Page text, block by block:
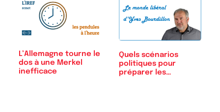
L’Allemagne tourne le
dos à une Merkel
inefficace
Quels scénarios
politiques pour
préparer les…